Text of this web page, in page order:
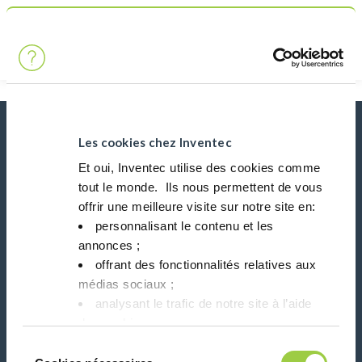
Les cookies chez Inventec
Et oui, Inventec utilise des cookies comme
tout le monde. ​ Ils nous permettent de vous
offrir une meilleure visite sur notre site en:​
personnalisant le contenu et les
annonces ;​
offrant des fonctionnalités relatives aux
médias sociaux ; ​
analysant le trafic de notre site à l’aide
des cookies.​
Main Navigation Chercher
Actualités, services, produits, ...
Restez connecté avec notre newsletter!
Please leave
Suivez-nous sur: